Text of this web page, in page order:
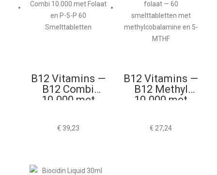
B12 Vitamins —
B12 Combi
10.000 met
Smelttabletten
€ 39,23
B12 Vitamins —
B12 Methyl
10.000 met
€ 27,24